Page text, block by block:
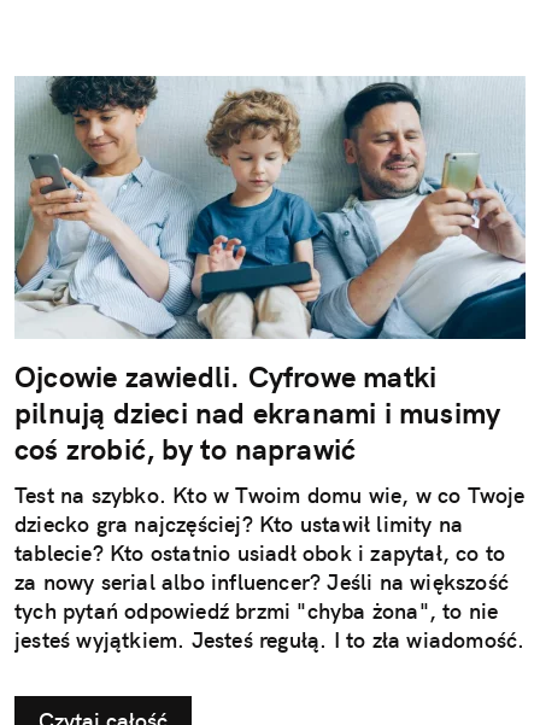
Ojcowie zawiedli. Cyfrowe matki
pilnują dzieci nad ekranami i musimy
coś zrobić, by to naprawić
Test na szybko. Kto w Twoim domu wie, w co Twoje
dziecko gra najczęściej? Kto ustawił limity na
tablecie? Kto ostatnio usiadł obok i zapytał, co to
za nowy serial albo influencer? Jeśli na większość
tych pytań odpowiedź brzmi "chyba żona", to nie
jesteś wyjątkiem. Jesteś regułą. I to zła wiadomość.